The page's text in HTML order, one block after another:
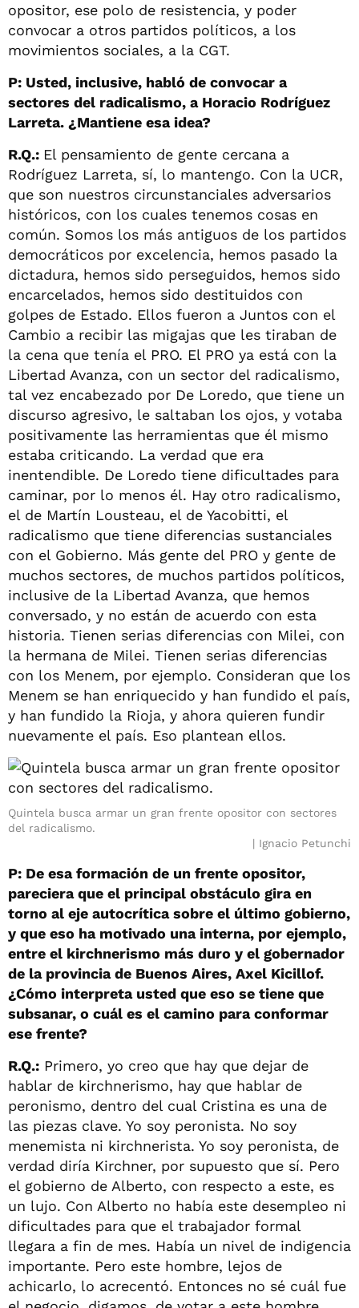
opositor, ese polo de resistencia, y poder
convocar a otros partidos políticos, a los
movimientos sociales, a la CGT.
P: Usted, inclusive, habló de convocar a
sectores del radicalismo, a Horacio Rodríguez
Larreta. ¿Mantiene esa idea?
R.Q.: El pensamiento de gente cercana a
Rodríguez Larreta, sí, lo mantengo. Con la UCR,
que son nuestros circunstanciales adversarios
históricos, con los cuales tenemos cosas en
común. Somos los más antiguos de los partidos
democráticos por excelencia, hemos pasado la
dictadura, hemos sido perseguidos, hemos sido
encarcelados, hemos sido destituidos con
golpes de Estado. Ellos fueron a Juntos con el
Cambio a recibir las migajas que les tiraban de
la cena que tenía el PRO. El PRO ya está con la
Libertad Avanza, con un sector del radicalismo,
tal vez encabezado por De Loredo, que tiene un
discurso agresivo, le saltaban los ojos, y votaba
positivamente las herramientas que él mismo
estaba criticando. La verdad que era
inentendible. De Loredo tiene dificultades para
caminar, por lo menos él. Hay otro radicalismo,
el de Martín Lousteau, el de Yacobitti, el
radicalismo que tiene diferencias sustanciales
con el Gobierno. Más gente del PRO y gente de
muchos sectores, de muchos partidos políticos,
inclusive de la Libertad Avanza, que hemos
conversado, y no están de acuerdo con esta
historia. Tienen serias diferencias con Milei, con
la hermana de Milei. Tienen serias diferencias
con los Menem, por ejemplo. Consideran que los
Menem se han enriquecido y han fundido el país,
y han fundido la Rioja, y ahora quieren fundir
nuevamente el país. Eso plantean ellos.
Quintela busca armar un gran frente opositor con sectores
del radicalismo.
Ignacio Petunchi
P: De esa formación de un frente opositor,
pareciera que el principal obstáculo gira en
torno al eje autocrítica sobre el último gobierno,
y que eso ha motivado una interna, por ejemplo,
entre el kirchnerismo más duro y el gobernador
de la provincia de Buenos Aires, Axel Kicillof.
¿Cómo interpreta usted que eso se tiene que
subsanar, o cuál es el camino para conformar
ese frente?
R.Q.: Primero, yo creo que hay que dejar de
hablar de kirchnerismo, hay que hablar de
peronismo, dentro del cual Cristina es una de
las piezas clave. Yo soy peronista. No soy
menemista ni kirchnerista. Yo soy peronista, de
verdad diría Kirchner, por supuesto que sí. Pero
el gobierno de Alberto, con respecto a este, es
un lujo. Con Alberto no había este desempleo ni
dificultades para que el trabajador formal
llegara a fin de mes. Había un nivel de indigencia
importante. Pero este hombre, lejos de
achicarlo, lo acrecentó. Entonces no sé cuál fue